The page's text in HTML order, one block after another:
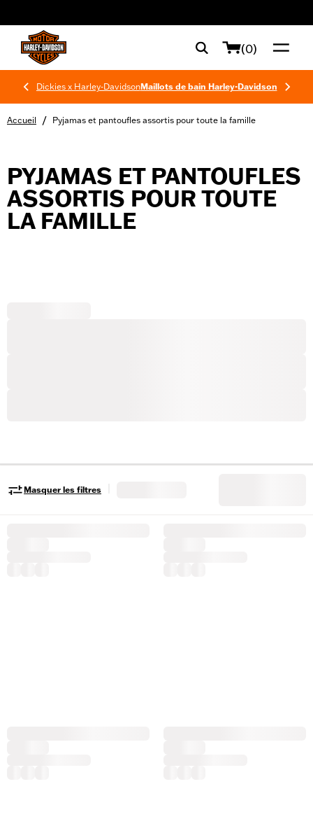
(0)
Dickies x Harley-DavidsonMaillots de bain Harley-Davidson
Accueil / Pyjamas et pantoufles assortis pour toute la famille
PYJAMAS ET PANTOUFLES
ASSORTIS POUR TOUTE
LA FAMILLE
Masquer les filtres